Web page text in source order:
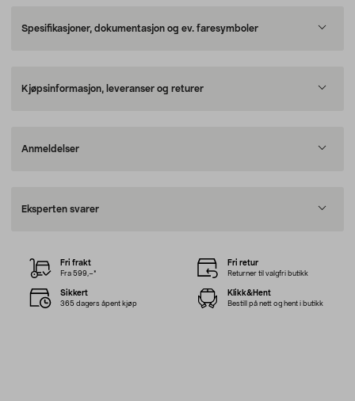
Spesifikasjoner, dokumentasjon og ev. faresymboler
Kjøpsinformasjon, leveranser og returer
Anmeldelser
Eksperten svarer
Fri frakt
Fra 599,–*
Fri retur
Returner til valgfri butikk
Sikkert
365 dagers åpent kjøp
Klikk&Hent
Bestill på nett og hent i butikk